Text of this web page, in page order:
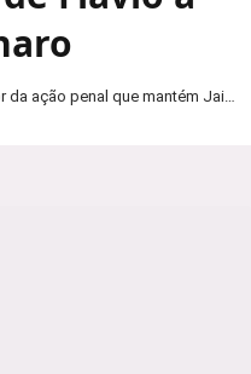
da ação penal que mantém Jair